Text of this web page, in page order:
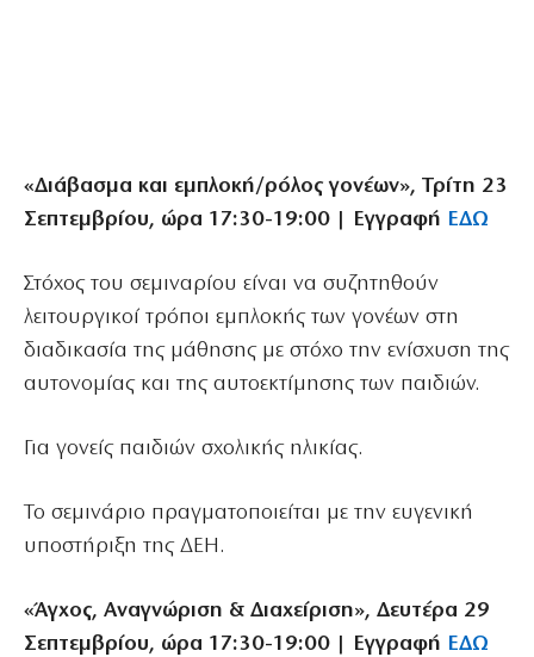
«Διάβασμα και εμπλοκή/ρόλος γονέων», Τρίτη 23
Σεπτεμβρίου, ώρα 17:30-19:00 | Εγγραφή ΕΔΩ
Στόχος του σεμιναρίου είναι να συζητηθούν
λειτουργικοί τρόποι εμπλοκής των γονέων στη
διαδικασία της μάθησης με στόχο την ενίσχυση της
αυτονομίας και της αυτοεκτίμησης των παιδιών.
Για γονείς παιδιών σχολικής ηλικίας.
To σεμινάριο πραγματοποιείται με την ευγενική
υποστήριξη της ΔΕΗ.
«Άγχος, Αναγνώριση & Διαχείριση», Δευτέρα 29
Σεπτεμβρίου, ώρα 17:30-19:00 | Εγγραφή ΕΔΩ